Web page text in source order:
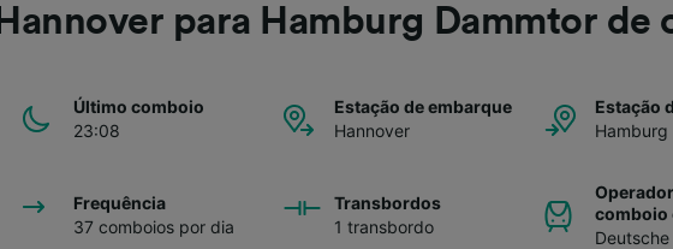
Hannover para Hamburg Dammtor de
Último comboio
23:08
Estação de embarque
Hannover
Estação
Hamburg
Frequência
37 comboios por dia
Transbordos
1 transbordo
comboio
Deutsche